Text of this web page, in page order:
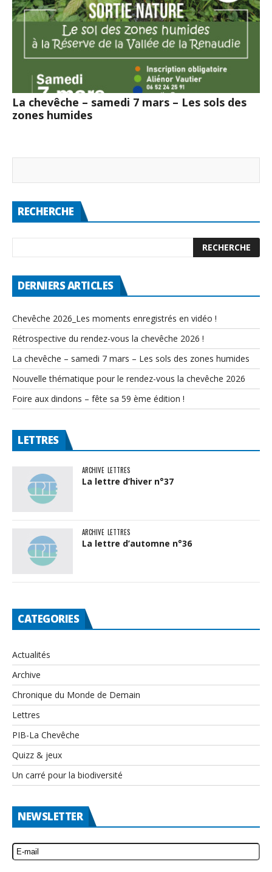
La chevêche – samedi 7 mars – Les sols des
zones humides
RECHERCHE
DERNIERS ARTICLES
Chevêche 2026_Les moments enregistrés en vidéo !
Rétrospective du rendez-vous la chevêche 2026 !
La chevêche – samedi 7 mars – Les sols des zones humides
Nouvelle thématique pour le rendez-vous la chevêche 2026
Foire aux dindons – fête sa 59 ème édition !
LETTRES
ARCHIVE LETTRES
La lettre d’hiver n°37
ARCHIVE LETTRES
La lettre d’automne n°36
CATEGORIES
Actualités
Archive
Chronique du Monde de Demain
Lettres
PIB-La Chevêche
Quizz & jeux
Un carré pour la biodiversité
NEWSLETTER